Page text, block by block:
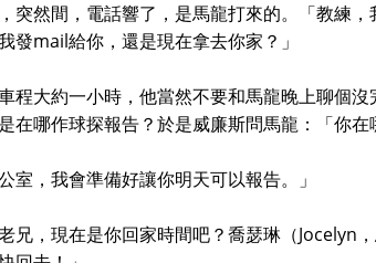
突然間，電話響了，是馬龍打來的。「教練
發mail給你，還是現在拿去你家？」
程大約一小時，他當然不要和馬龍晚上聊個沒
在哪作球探報告？於是威廉斯問馬龍：「你在
室，我會準備好讓你明天可以報告。」
兄，現在是你回家時間吧？喬瑟琳（Jocelyn